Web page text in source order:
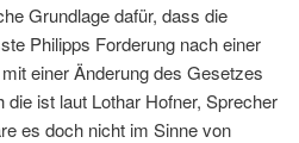
Grundlage dafür, dass die
Philipps Forderung nach einer
einer Änderung des Gesetzes
ist laut Lothar Hofner, Sprecher
es doch nicht im Sinne von